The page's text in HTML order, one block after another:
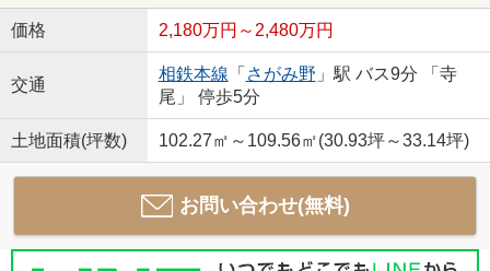
価格 2,180万円～2,480万円
交通
相鉄本線 「 さがみ野 」駅 バス9分 「寺
尾」 停歩5分
土地面積(坪数) 102.27㎡～109.56㎡(30.93坪～33.14坪)
お問い合わせ(無料)